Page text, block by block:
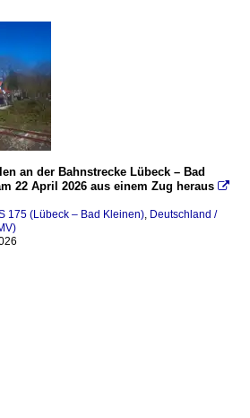
an der Bahnstrecke Lübeck – Bad
22 April 2026 aus einem Zug heraus 
175 (Lübeck – Bad Kleinen), Deutschland /